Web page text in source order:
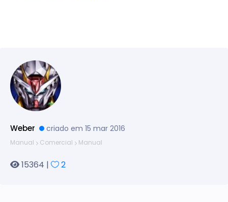
Weber criado em 15 mar 2016
Manual Comercial Manual
15364 | 2